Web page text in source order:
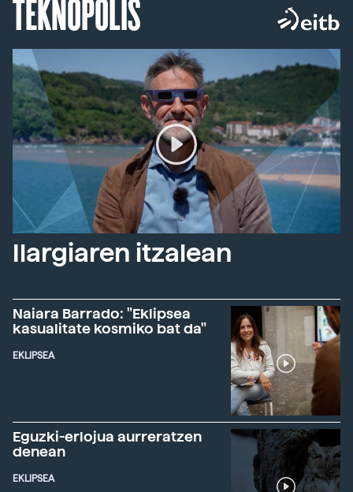
TEKNOPOLIS
Ilargiaren itzalean
Naiara Barrado: "Eklipsea
kasualitate kosmiko bat da"
EKLIPSEA
Eguzki-erlojua aurreratzen
denean
EKLIPSEA